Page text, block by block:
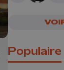
Populaire